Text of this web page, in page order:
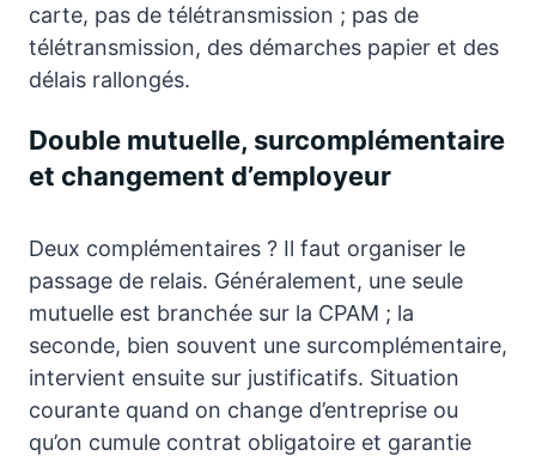
carte, pas de télétransmission ; pas de
télétransmission, des démarches papier et des
délais rallongés.
Double mutuelle, surcomplémentaire
et changement d’employeur
Deux complémentaires ? Il faut organiser le
passage de relais. Généralement, une seule
mutuelle est branchée sur la CPAM ; la
seconde, bien souvent une surcomplémentaire,
intervient ensuite sur justificatifs. Situation
courante quand on change d’entreprise ou
qu’on cumule contrat obligatoire et garantie